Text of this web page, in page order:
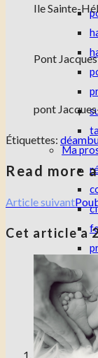
Ma
textes
Les
Ile Sainte-
Pont
pont
Étiquettes:
Read more
Article suivant
Cet article a